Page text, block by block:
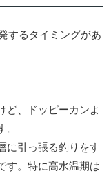
するタイミングがあ
ど、ドッピーカンよ
に引っ張る釣りをす
す。特に高水温期は